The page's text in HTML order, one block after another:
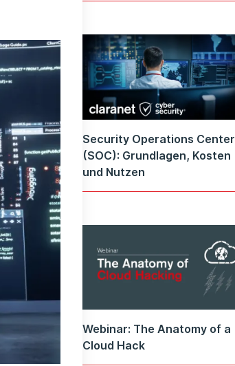
Security Operations Center
(SOC): Grundlagen, Kosten
und Nutzen
Webinar: The Anatomy of a
Cloud Hack